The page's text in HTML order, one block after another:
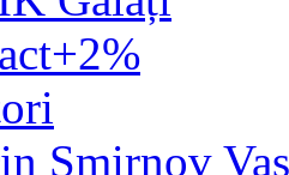
Smirnov